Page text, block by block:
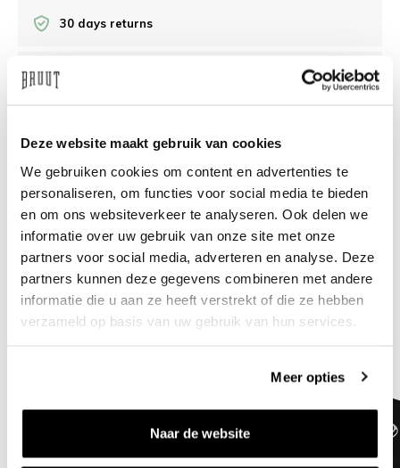
Deze website maakt gebruik van cookies
We gebruiken cookies om content en advertenties te
personaliseren, om functies voor social media te bieden
en om ons websiteverkeer te analyseren. Ook delen we
informatie over uw gebruik van onze site met onze
partners voor social media, adverteren en analyse. Deze
partners kunnen deze gegevens combineren met andere
informatie die u aan ze heeft verstrekt of die ze hebben
verzameld op basis van uw gebruik van hun services.
Meer opties
Naar de website
30 days returns
Need help?We're glad to help
info@bruut.nl Live chat Whatsapp
About this product
Shipment and returns
Related products